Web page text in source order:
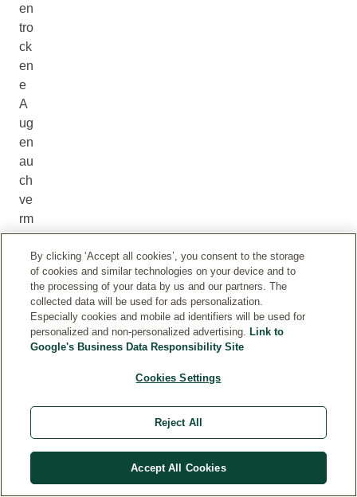
en
tro
ck
en
e
A
ug
en
au
ch
ve
rm
eh
trä
W
By clicking ‘Accept all cookies’, you consent to the storage
of cookies and similar technologies on your device and to
the processing of your data by us and our partners. The
collected data will be used for ads personalization.
Especially cookies and mobile ad identifiers will be used for
personalized and non-personalized advertising. Link to
Google's Business Data Responsibility Site
Cookies Settings
Reject All
Accept All Cookies